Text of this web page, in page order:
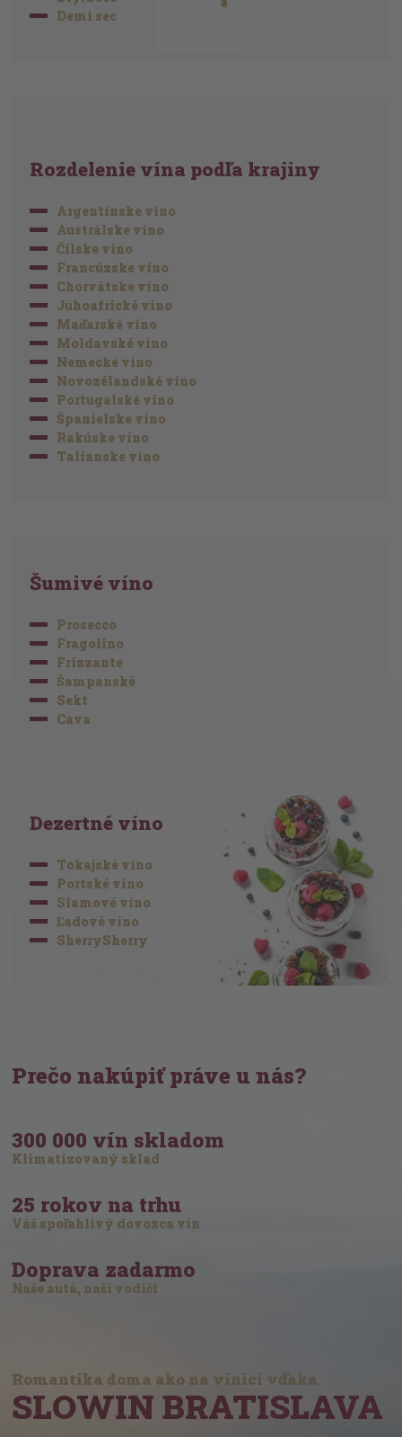
Demi sec
Rozdelenie vína podľa krajiny
Argentínske víno
Austrálske víno
Čílske víno
Francúzske víno
Chorvátske víno
Juhoafrické víno
Maďarské víno
Moldavské víno
Nemecké víno
Novozélandské víno
Portugalské víno
Španielske víno
Rakúske víno
Talianske víno
Šumivé víno
Prosecco
Fragolino
Frizzante
Šampanské
Sekt
Cava
Dezertné víno
Tokajské víno
Portské víno
Slamové víno
Ľadové víno
SherrySherry
Prečo nakúpiť práve u nás?
300 000 vín skladom
Klimatizovaný sklad
25 rokov na trhu
Váš spoľahlivý dovozca vín
Doprava zadarmo
Naše autá, naši vodiči
Romantika doma ako na vinici vďaka
SLOWIN BRATISLAVA